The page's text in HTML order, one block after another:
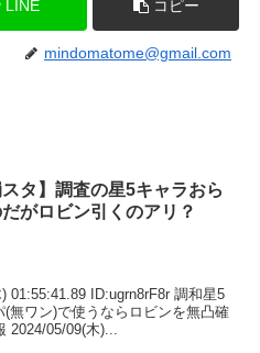
LINE コピー
mindomatome@gmail.com
スタ】調査の星5キャラおら
だがロビン引くのアリ？
01:55:41.89 ID:ugrn8rF8r 調和星5
無ワン)で使うならロビンを無凸確
2024/05/09(木)...